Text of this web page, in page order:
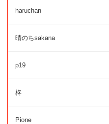
haruchan
晴のちsakana
p19
柊
Pione